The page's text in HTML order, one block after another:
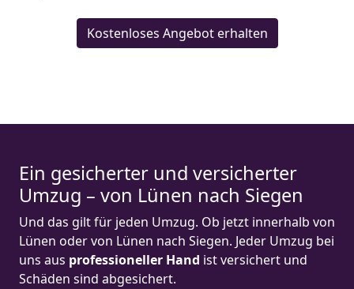
Kostenloses Angebot erhalten
Ein gesicherter und versicherter
Umzug – von Lünen nach Siegen
Und das gilt für jeden Umzug. Ob jetzt innerhalb von
Lünen oder von Lünen nach Siegen. Jeder Umzug bei
uns aus professioneller Hand ist versichert und
Schäden sind abgesichert.